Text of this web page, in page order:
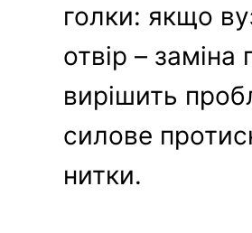
голки: якщо
отвір – заміна
вирішить
силове
нитки.